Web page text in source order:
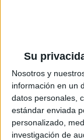
Su
Nosotros y
información en un
datos personales,
estándar enviada
personalizado,
investigación de
El
se